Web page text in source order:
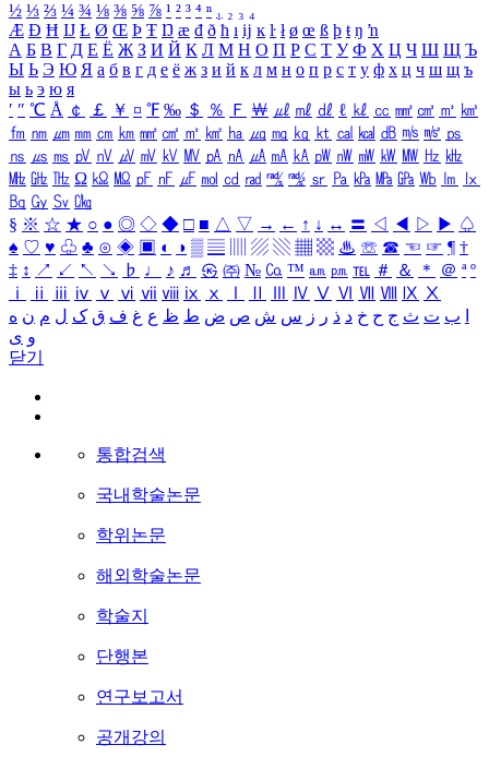
½ ⅓ ⅔ ¼ ¾ ⅛ ⅜ ⅝ ⅞ ¹ ² ³ ⁴ ⁿ ₁ ₂ ₃ ₄
Æ Ð Ħ Ĳ Ł Ø Œ Þ Ŧ Ŋ æ đ ð ħ ı ĳ ĸ ŀ ł ø œ ß þ ŧ ŋ ŉ
А Б В Г Д Е Ё Ж З И Й К Л М Н О П Р С Т У Ф Х Ц Ч Ш Щ Ъ
Ы Ь Э Ю Я а б в г д е ё ж з и й к л м н о п р с т у ф х ц ч ш щ ъ
ы ь э ю я
′ ″ ℃ Å ￠ ￡ ￥ ¤ ℉ ‰ ＄ ％ Ｆ ￦ ㎕ ㎖ ㎗ ℓ ㎘ ㏄ ㎣ ㎤ ㎥ ㎦
㎙ ㎚ ㎛ ㎜ ㎝ ㎞ ㎟ ㎠ ㎡ ㎢ ㏊ ㎍ ㎎ ㎏ ㏏ ㎈ ㎉ ㏈ ㎧ ㎨ ㎰
㎱ ㎲ ㎳ ㎴ ㎵ ㎶ ㎷ ㎸ ㎹ ㎀ ㎁ ㎂ ㎃ ㎄ ㎺ ㎻ ㎽ ㎾ ㎿ ㎐ ㎑
㎒ ㎓ ㎔ Ω ㏀ ㏁ ㎊ ㎋ ㎌ ㏖ ㏅ ㎭ ㎮ ㎯ ㏛ ㎩ ㎪ ㎫ ㎬ ㏝ ㏐
㏓
㏃ ㏉ ㏜ ㏆
§ ※ ☆ ★ ○ ● ◎ ◇ ◆ □ ■ △ ▽ → ← ↑ ↓ ↔ 〓 ◁ ◀ ▷ ▶ ♤
♠ ♡ ♥ ♧ ♣ ⊙ ◈ ▣ ◐ ◑ ▒ ▤ ▨ ▧ ▦ ▩ ♨ ☏ ☎ ☜ ☞ ¶ †
‡ ↕ ↗ ↙ ↖ ↘ ♭ ♩ ♪ ♬ ㉿ ㈜ № ㏇ ™ ㏂ ㏘ ℡ ＃ ＆ ＊ ＠ ª º
ⅰ
ⅱ ⅲ ⅳ ⅴ ⅵ ⅶ ⅷ ⅸ ⅹ Ⅳ Ⅴ Ⅵ Ⅶ Ⅷ Ⅸ Ⅹ
ب ت ث ج ح خ د ذ ر ز س ش ص ض ط ظ ع غ ف ق ک ل م ن ه
و ی
닫기
통합검색
국내학술논문
학위논문
해외학술논문
학술지
단행본
연구보고서
공개강의